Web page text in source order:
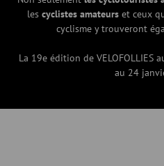
les cyclistes amateurset ceux
cyclisme y trouveront
La 19e édition de VELOFOLLIES
au 24